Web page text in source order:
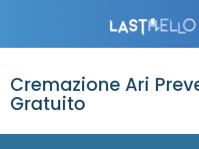
Cremazione Ari
Gratuito